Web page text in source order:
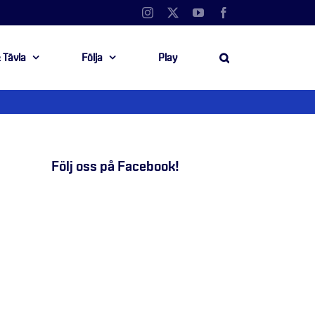
Instagram YouTube
Tävla Följa Play
Följ oss på Facebook!